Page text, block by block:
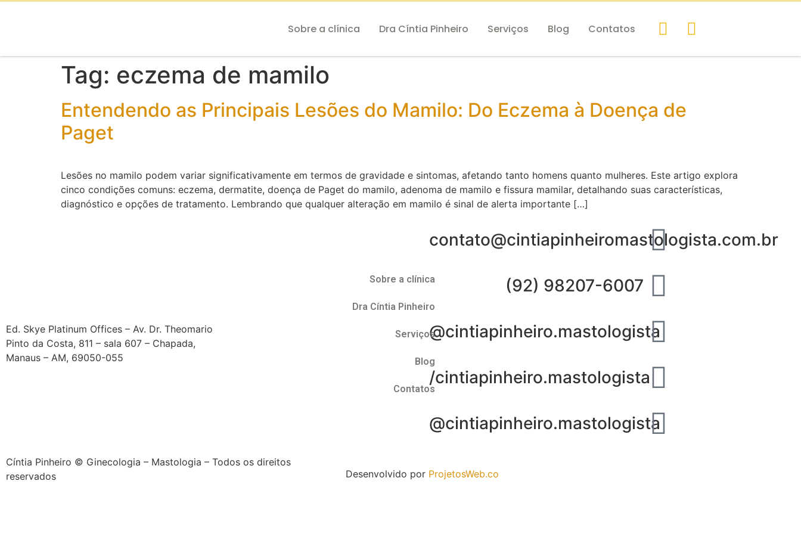
Sobre a clínica Dra Cíntia Pinheiro Serviços Blog Contatos
Tag: eczema de mamilo
Entendendo as Principais Lesões do Mamilo: Do Eczema à Doença de
Paget
Lesões no mamilo podem variar significativamente em termos de gravidade e sintomas, afetando tanto homens quanto mulheres. Este artigo explora
cinco condições comuns: eczema, dermatite, doença de Paget do mamilo, adenoma de mamilo e fissura mamilar, detalhando suas características,
diagnóstico e opções de tratamento. Lembrando que qualquer alteração em mamilo é sinal de alerta importante […]
Ed. Skye Platinum Offices – Av. Dr. Theomario
Pinto da Costa, 811 – sala 607 – Chapada,
Manaus – AM, 69050-055
Sobre a clínica
Dra Cíntia Pinheiro
Serviços
Blog
Contatos
contato@cintiapinheiromastologista.com.br
(92) 98207-6007
@cintiapinheiro.mastologista
/cintiapinheiro.mastologista
@cintiapinheiro.mastologista
Cíntia Pinheiro © Ginecologia – Mastologia – Todos os direitos
reservados
Desenvolvido por ProjetosWeb.co